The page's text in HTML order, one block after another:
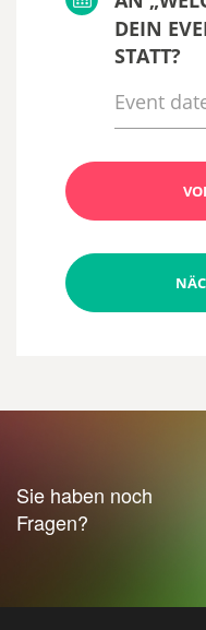
DEIN
STATT?
Sie haben noch
Fragen?